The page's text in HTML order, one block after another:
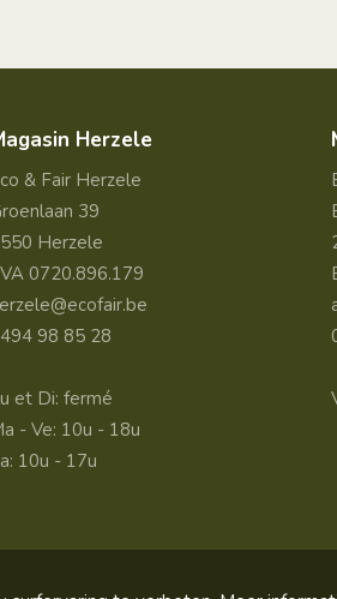
Herzele
& Fair Herzele
39
Herzele
0720.896.179
98 85 28
et Di: fermé
- Ve: 10u - 18u
10u - 17u